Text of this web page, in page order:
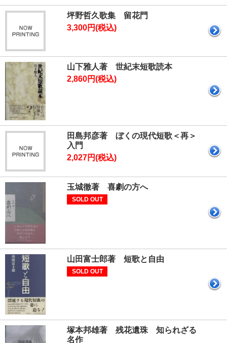
坪野哲久歌集 留花門
3,300円(税込)
山下雅人著 世紀末短歌読本
2,860円(税込)
田島邦彦著 ぼくの現代短歌＜再＞
入門
2,027円(税込)
玉城徹著 喜劇の方へ
SOLD OUT
山田富士郎著 短歌と自由
SOLD OUT
塚本邦雄著 残花遺珠 知られざる
名作